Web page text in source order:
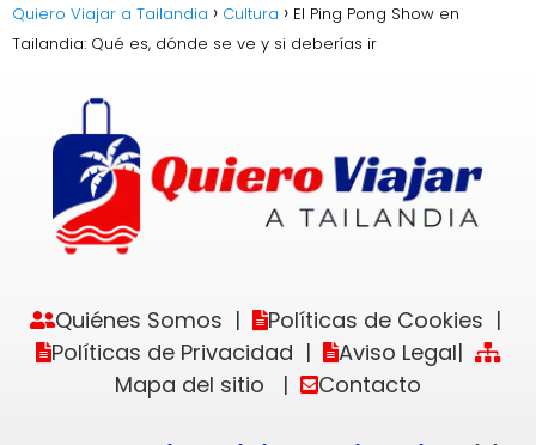
Quiero Viajar a Tailandia Cultura
El Ping Pong Show en
Tailandia: Qué es, dónde se ve y si deberías ir
Quiénes Somos | Políticas de Cookies |
Políticas de Privacidad | Aviso Legal|
Mapa del sitio | Contacto